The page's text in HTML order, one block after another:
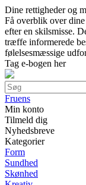
Dine rettigheder og
Få overblik over
efter en skilsmisse.
træffe informerede
følelsesmæssige
Tag e-bogen her
Fruens
Min konto
Tilmeld dig
Nyhedsbreve
Kategorier
Form
Sundhed
Skønhed